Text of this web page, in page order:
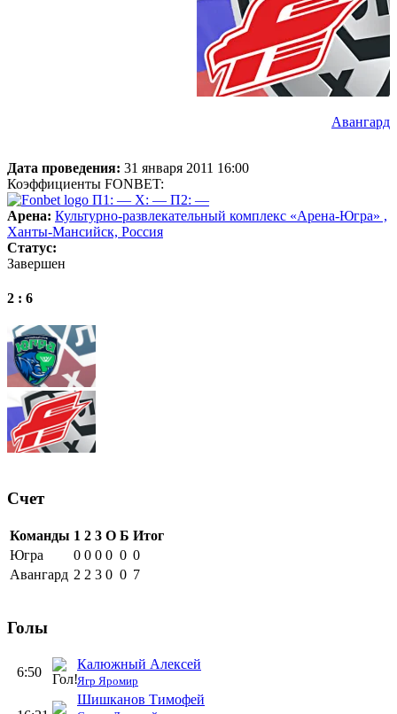
Авангард
Дата проведения: 31 января 2011 16:00
Коэффициенты FONBET:
П1: — X: — П2: —
Арена: Культурно-развлекательный комплекс «Арена-Югра» ,
Ханты-Мансийск, Россия
Статус:
Завершен
2 : 6
Счет
Команды 1 2 3 О Б Итог
Югра
0 0 0 0 0 0
Авангард 2 2 3 0 0 7
Голы
6:50
Калюжный Алексей
Ягр Яромир
Шишканов Тимофей